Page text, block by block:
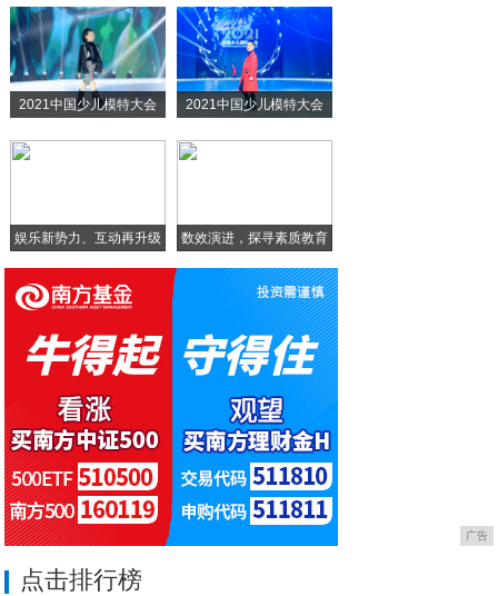
新疆天瑞通用航空石风雹：低空逐梦 疆土筑
宁波九九天一电器张春桂：平凡女性的创业微
2021中国少儿模特大会 2021中国少儿模特大会
娱乐新势力、互动再升级
数效演进，探寻素质教育
智
广告
点击排行榜